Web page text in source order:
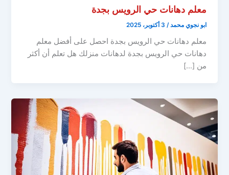
معلم دهانات حي الرويس بجدة
ابو نجوي محمد/ 3 أكتوبر، 2025
معلم دهانات حي الرويس بجدة احصل على أفضل معلم
دهانات حي الرويس بجدة لدهانات منزلك هل تعلم أن أكثر
من […]